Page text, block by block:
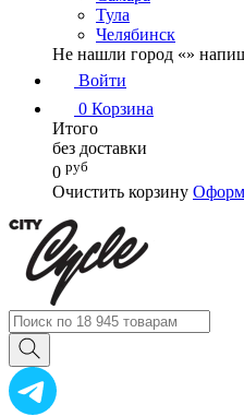
Тула
Челябинск
Не нашли город «»
Войти
0 Корзина
Итого
без доставки
0 руб
Очистить корзину